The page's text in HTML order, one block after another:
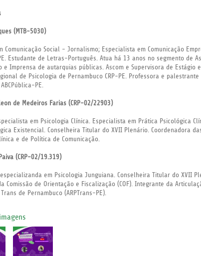
(MTB-5030)
Comunicação Social - Jornalismo; Especialista em Comunicação
Estudante de Letras-Português. Atua há 13 anos no segmento de
e Imprensa de autarquias públicas. Ascom e Supervisora de Estágio
de Psicologia de Pernambuco CRP-PE. Professora e palestrante
PE.
de Medeiros Farias (CRP-02/22903)
em Psicologia Clínica. Especialista em Prática Psicológica
Existencial. Conselheira Titular do XVII Plenário. Coordenadora
e de Política de Comunicação.
(CRP-02/19.319)
em Psicologia Junguiana. Conselheira Titular do XVII
Comissão de Orientação e Fiscalização (COF). Integrante da
de Pernambuco (ARPTrans-PE).